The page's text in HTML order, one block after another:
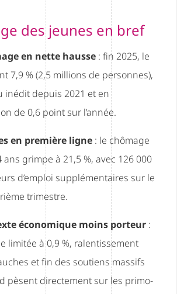
des jeunes en bref
en nette hausse : fin 2025, le
7,9 % (2,5 millions de personnes),
inédit depuis 2021 et en
de 0,6 point sur l’année.
en première ligne : le chômage
ans grimpe à 21,5 %, avec 126 000
d’emploi supplémentaires sur le
trimestre.
économique moins porteur :
limitée à 0,9 %, ralentissement
et fin des soutiens massifs
pèsent directement sur les primo-